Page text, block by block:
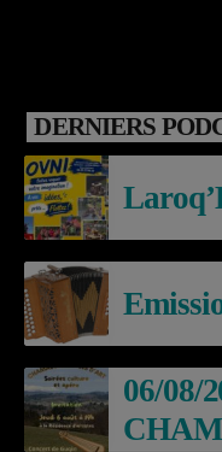
DERNIERS
06/08/